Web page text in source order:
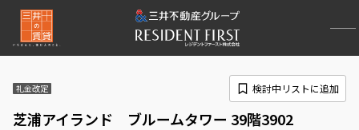
礼金改定
芝浦アイランド ブルームタワー 39階3902
検討中リストに追加